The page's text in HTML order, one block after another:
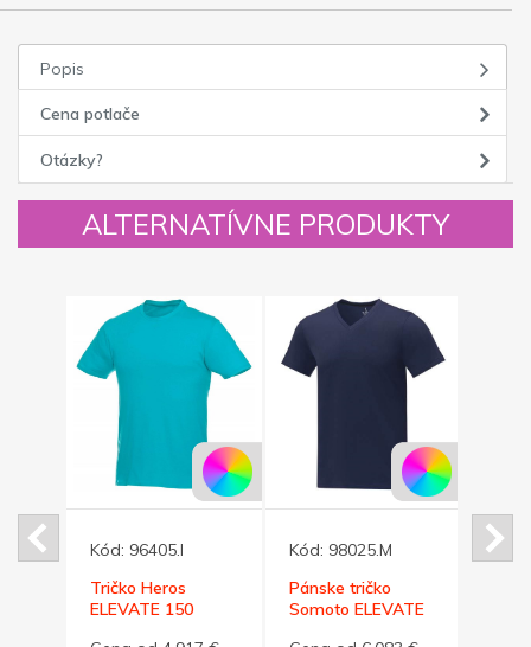
Popis
Cena potlače
Otázky?
ALTERNATÍVNE PRODUKTY
Kód: 96405.I
Tričko Heros
ELEVATE 150
Kód: 98025.M
Pánske tričko
Somoto ELEVATE
Kód: